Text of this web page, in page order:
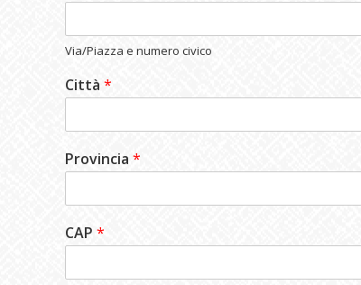
Via/Piazza e numero civico
Città *
Provincia *
CAP *